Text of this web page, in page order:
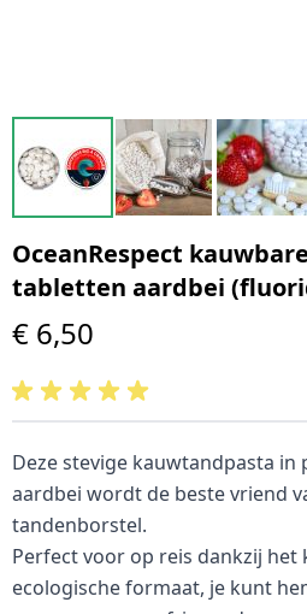
OceanRespect
tabletten aardbei
€ 6,50
Deze stevige kauwtandpasta in
aardbei wordt de beste vriend
tandenborstel.
Perfect voor op reis dankzij het
ecologische formaat, je kunt